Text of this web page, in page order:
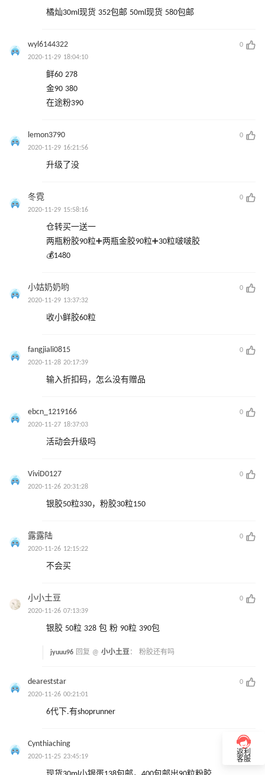
橘灿30ml现货 352包邮 50ml现货 580包邮
wyl6144322
0
2020-11-29 18:04:10
鲜60 278
金90 380
在途粉390
lemon3790
0
2020-11-29 16:21:56
升级了没
冬霓
0
2020-11-29 15:58:16
仓转买一送一
两瓶粉胶90粒➕两瓶金胶90粒➕30粒啵啵胶
💰1480
小姑奶奶哟
0
2020-11-29 13:37:32
收小鲜胶60粒
fangjiali0815
0
2020-11-28 20:17:39
输入折扣码，怎么没有赠品
ebcn_1219166
0
2020-11-27 18:37:03
活动会升级吗
ViviD0127
0
2020-11-26 20:31:28
银胶50粒330，粉胶30粒150
露露陆
0
2020-11-26 12:15:22
不会买
小小土豆
0
2020-11-26 07:13:39
银胶 50粒 328 包 粉 90粒 390包
jyuuu96 回复 @ 小小土豆： 粉胶还有吗
deareststar
0
2020-11-26 00:21:01
6代下.有shoprunner
Cynthiaching
0
2020-11-25 23:45:19
返利
客服